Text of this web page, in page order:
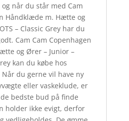
når du står med Cam
Håndklæde m. Hætte og
– Classic Grey har du
Cam Cam Copenhagen
og Ører – Junior –
kan du købe hos
du gerne vil have ny
eller vaskeklude, er
bedste bud på finde
holder ikke evigt, derfor